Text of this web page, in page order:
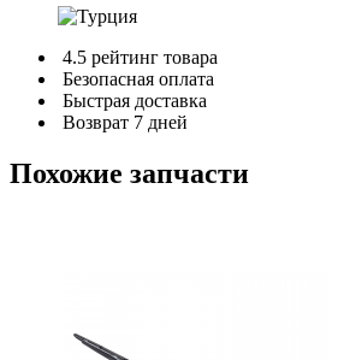
4.5 рейтинг товара
Безопасная оплата
Быстрая доставка
Возврат 7 дней
Похожие запчасти